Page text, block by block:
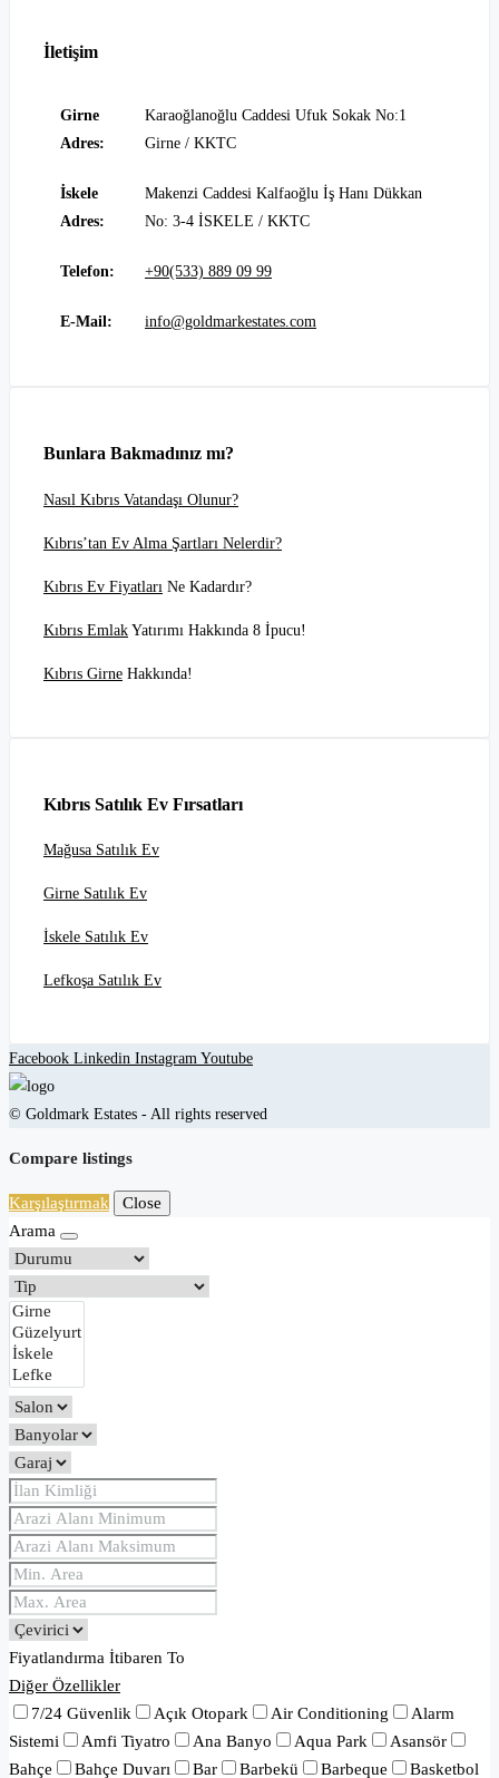
İletişim
Girne
Adres:
Karaoğlanoğlu Caddesi Ufuk Sokak No:1
Girne / KKTC
İskele
Adres:
Makenzi Caddesi Kalfaoğlu İş Hanı Dükkan
No: 3-4 İSKELE / KKTC
Telefon: +90(533) 889 09 99
E-Mail: info@goldmarkestates.com
Bunlara Bakmadınız mı?
Nasıl Kıbrıs Vatandaşı Olunur?
Kıbrıs’tan Ev Alma Şartları Nelerdir?
Kıbrıs Ev Fiyatları Ne Kadardır?
Kıbrıs Emlak Yatırımı Hakkında 8 İpucu!
Kıbrıs Girne Hakkında!
Kıbrıs Satılık Ev Fırsatları
Mağusa Satılık Ev
Girne Satılık Ev
İskele Satılık Ev
Lefkoşa Satılık Ev
Facebook Linkedin Instagram Youtube
© Goldmark Estates - All rights reserved
Compare listings
Karşılaştırmak
Close
Arama
Fiyatlandırma İtibaren To
Diğer Özellikler
7/24 Güvenlik
Açık Otopark Air Conditioning
Alarm
Sistemi
Amfi Tiyatro Ana Banyo Aqua Park
Asansör
Bahçe
Bahçe Duvarı Bar Barbekü Barbeque
Basketbol